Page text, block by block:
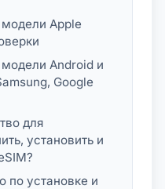
Apple
Android и
Google
для
установить и
по установке и